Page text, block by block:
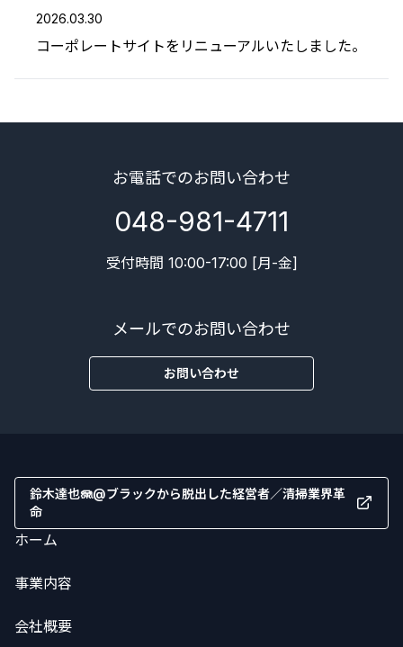
2026.03.30
コーポレートサイトをリニューアルいたしました。
お電話でのお問い合わせ
048-981-4711
受付時間 10:00-17:00 [月-金]
メールでのお問い合わせ
お問い合わせ
鈴木達也🪼@ブラックから脱出した経営者／清掃業界革
命
ホーム
事業内容
会社概要